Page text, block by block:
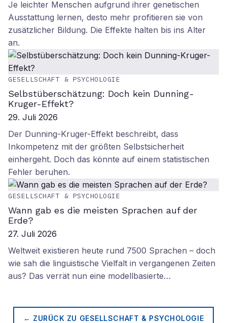
Je leichter Menschen aufgrund ihrer genetischen
Ausstattung lernen, desto mehr profitieren sie von
zusätzlicher Bildung. Die Effekte halten bis ins Alter
an.
GESELLSCHAFT & PSYCHOLOGIE
Selbstüberschätzung: Doch kein Dunning-
Kruger-Effekt?
29. Juli 2026
Der Dunning-Kruger-Effekt beschreibt, dass
Inkompetenz mit der größten Selbstsicherheit
einhergeht. Doch das könnte auf einem statistischen
Fehler beruhen.
GESELLSCHAFT & PSYCHOLOGIE
Wann gab es die meisten Sprachen auf der
Erde?
27. Juli 2026
Weltweit existieren heute rund 7500 Sprachen – doch
wie sah die linguistische Vielfalt in vergangenen Zeiten
aus? Das verrät nun eine modellbasierte…
← ZURÜCK ZU GESELLSCHAFT & PSYCHOLOGIE